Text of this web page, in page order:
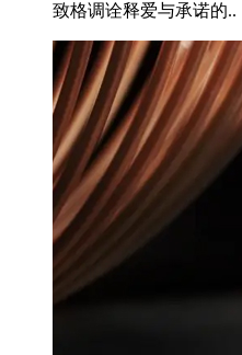
致格调诠释爱与承诺的..